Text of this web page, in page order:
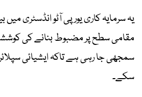
یہ سرمایہ کاری یورپی آٹو انڈسٹری
مقامی سطح پر مضبوط بنانے کی
سمجھی جا رہی ہے تاکہ ایشیائی
سکے۔